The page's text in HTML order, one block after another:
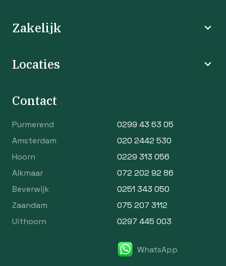
Zakelijk
Locaties
Contact
Purmerend
0299 43 63 05
Amsterdam
020 2442 530
Hoorn
0229 313 056
Alkmaar
072 202 92 86
Beverwijk
0251 343 050
Zaandam
075 207 3112
Uithoorn
0297 445 003
WhatsApp